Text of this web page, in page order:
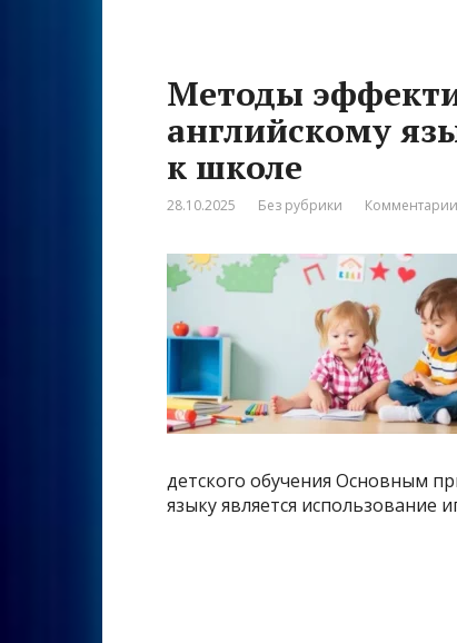
Методы
английскому
к школе
28.10.2025 Без рубрики
детского обучения Основным
языку является использование